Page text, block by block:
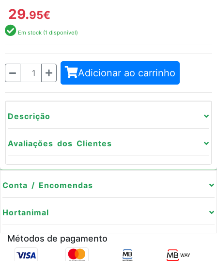
29.95€
Em stock (1 disponível)
Quantidade Adicionar ao carrinho
Descrição
Avaliações dos Clientes
Conta / Encomendas
Hortanimal
Métodos de pagamento